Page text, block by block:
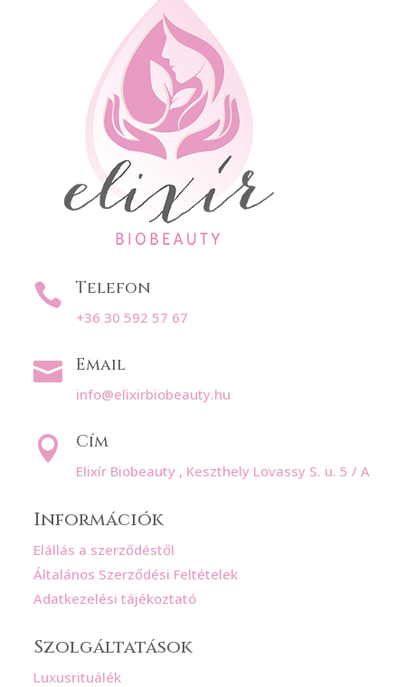
 Telefon
+36 30 592 57 67
 Email
info@elixirbiobeauty.hu
 Cím
Elixír Biobeauty , Keszthely Lovassy S. u. 5 / A
Információk
Elállás a szerződéstől
Általános Szerződési Feltételek
Adatkezelési tájékoztató
Szolgáltatások
Luxusrituálék